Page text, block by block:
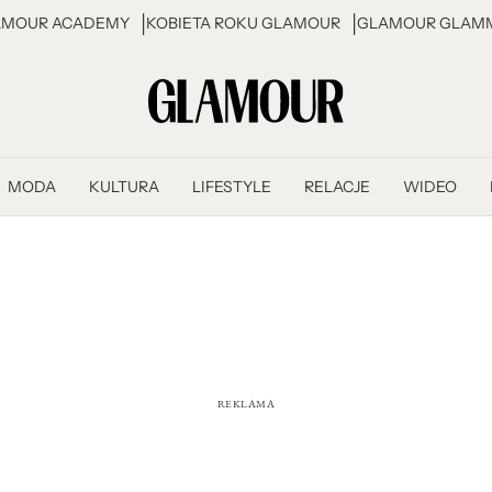
ACADEMY KOBIETA ROKU GLAMOUR GLAMOUR
MODA KULTURA LIFESTYLE RELACJE WIDEO